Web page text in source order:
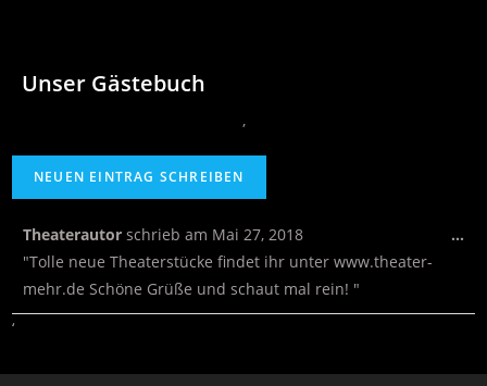
Unser Gästebuch
‚
Theaterautor schrieb am Mai 27, 2018
"Tolle neue Theaterstücke findet ihr unter www.theater-
mehr.de Schöne Grüße und schaut mal rein! "
…
‘